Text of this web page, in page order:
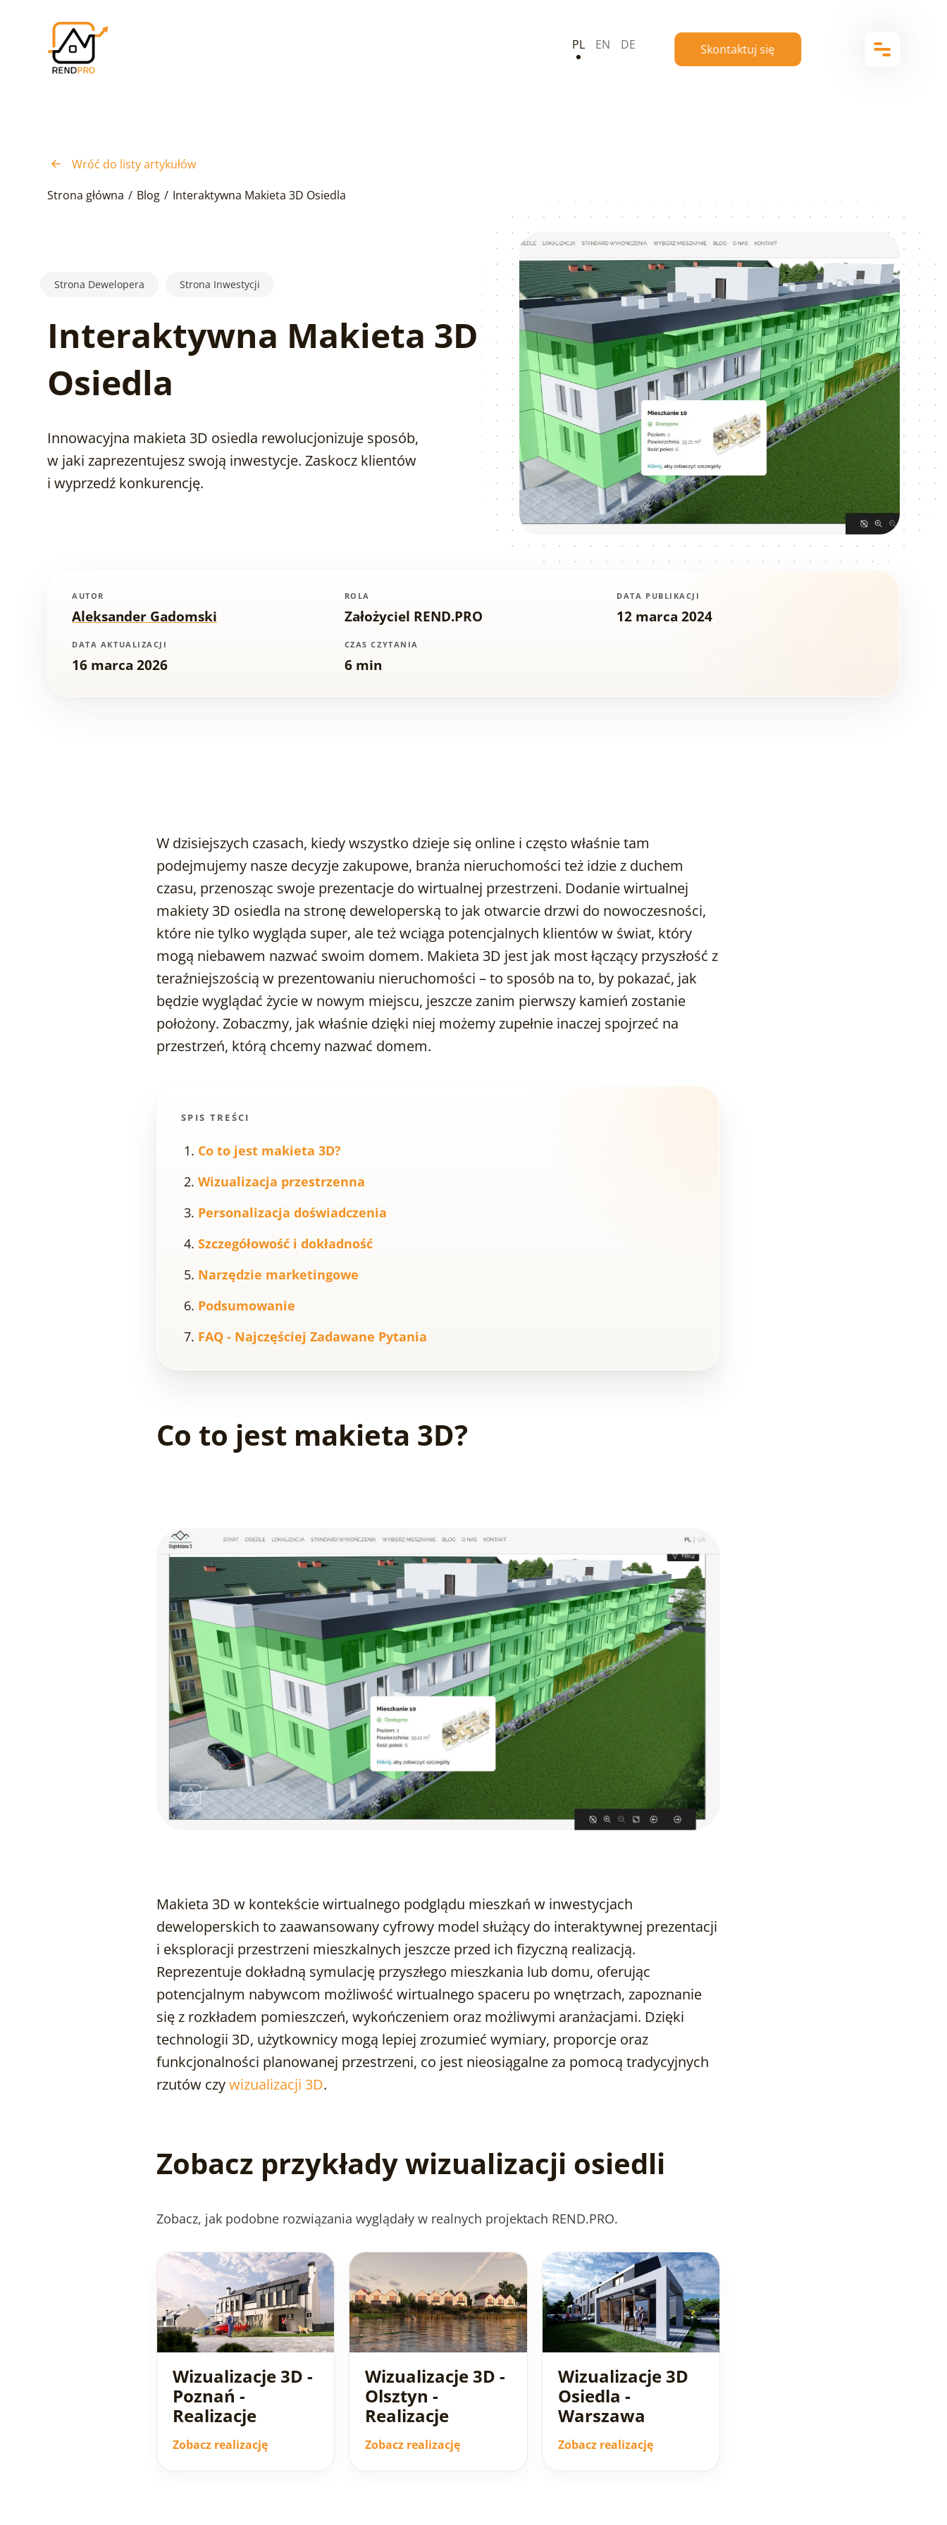
PL EN DE Skontaktuj się
Wróć do listy artykułów
Strona główna / Blog / Interaktywna Makieta 3D Osiedla
Strona Dewelopera Strona Inwestycji
Interaktywna Makieta 3D
Osiedla
Innowacyjna makieta 3D osiedla rewolucjonizuje sposób,
w jaki zaprezentujesz swoją inwestycje. Zaskocz klientów
i wyprzedź konkurencję.
AUTOR
Aleksander Gadomski
ROLA
Założyciel REND.PRO
DATA PUBLIKACJI
12 marca 2024
DATA AKTUALIZACJI
16 marca 2026
CZAS CZYTANIA
6 min
W dzisiejszych czasach, kiedy wszystko dzieje się online i często właśnie tam
podejmujemy nasze decyzje zakupowe, branża nieruchomości też idzie z duchem
czasu, przenosząc swoje prezentacje do wirtualnej przestrzeni. Dodanie wirtualnej
makiety 3D osiedla na stronę deweloperską to jak otwarcie drzwi do nowoczesności,
które nie tylko wygląda super, ale też wciąga potencjalnych klientów w świat, który
mogą niebawem nazwać swoim domem. Makieta 3D jest jak most łączący przyszłość z
teraźniejszością w prezentowaniu nieruchomości – to sposób na to, by pokazać, jak
będzie wyglądać życie w nowym miejscu, jeszcze zanim pierwszy kamień zostanie
położony. Zobaczmy, jak właśnie dzięki niej możemy zupełnie inaczej spojrzeć na
przestrzeń, którą chcemy nazwać domem.
SPIS TREŚCI
Co to jest makieta 3D?
Wizualizacja przestrzenna
Personalizacja doświadczenia
Szczegółowość i dokładność
Narzędzie marketingowe
Podsumowanie
FAQ - Najczęściej Zadawane Pytania
Co to jest makieta 3D?
Makieta 3D w kontekście wirtualnego podglądu mieszkań w inwestycjach
deweloperskich to zaawansowany cyfrowy model służący do interaktywnej prezentacji
i eksploracji przestrzeni mieszkalnych jeszcze przed ich fizyczną realizacją.
Reprezentuje dokładną symulację przyszłego mieszkania lub domu, oferując
potencjalnym nabywcom możliwość wirtualnego spaceru po wnętrzach, zapoznanie
się z rozkładem pomieszczeń, wykończeniem oraz możliwymi aranżacjami. Dzięki
technologii 3D, użytkownicy mogą lepiej zrozumieć wymiary, proporcje oraz
funkcjonalności planowanej przestrzeni, co jest nieosiągalne za pomocą tradycyjnych
rzutów czywizualizacji 3D.
Zobacz przykłady wizualizacji osiedli
Zobacz, jak podobne rozwiązania wyglądały w realnych projektach REND.PRO.
Wizualizacje 3D -
Poznań -
Realizacje
Zobacz realizację
Wizualizacje 3D -
Olsztyn -
Realizacje
Zobacz realizację
Wizualizacje 3D
Osiedla -
Warszawa
Zobacz realizację